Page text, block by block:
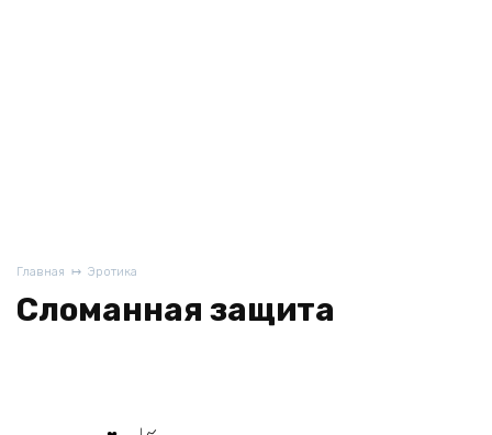
Главная Эротика
Сломанная защита